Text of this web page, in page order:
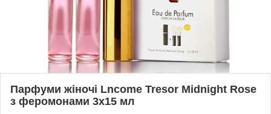
Парфуми жіночі Lncome Tresor Midnight Rose
з феромонами 3х15 мл